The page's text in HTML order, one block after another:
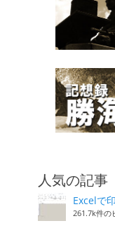
人気の記事
Excelで
261.7k件の